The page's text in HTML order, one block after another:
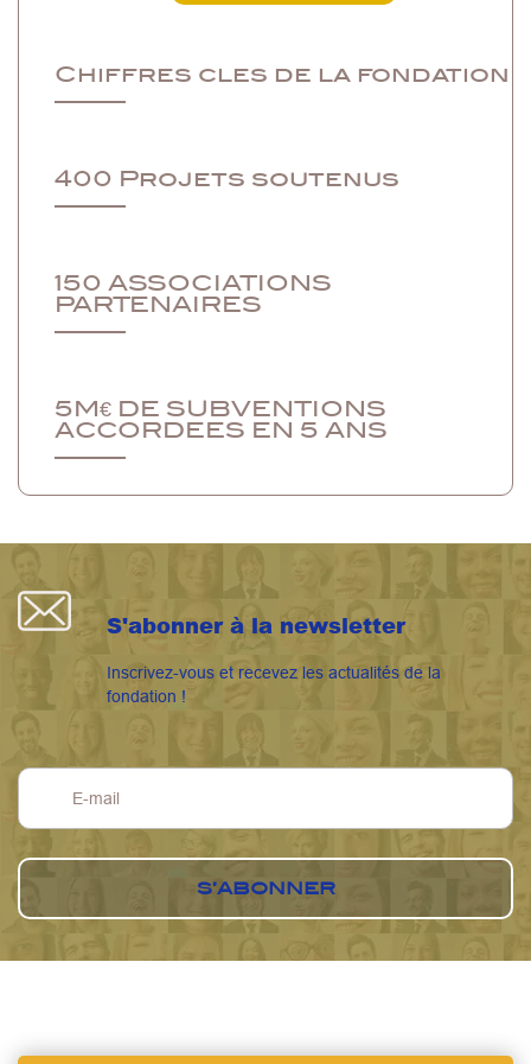
Chiffres cles de la fondation
400 Projets soutenus
150 ASSOCIATIONS
PARTENAIRES
5M€ DE SUBVENTIONS
ACCORDEES EN 5 ANS
S'abonner à la newsletter
Inscrivez-vous et recevez les actualités de la
fondation !